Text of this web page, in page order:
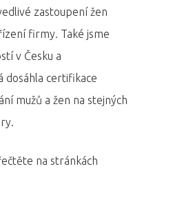
zastoupení žen
firmy. Také jsme
v Česku a
dosáhla certifikace
mužů a žen na stejných
na stránkách